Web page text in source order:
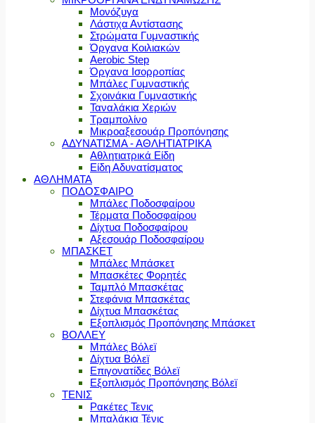
Μονόζυγα
Λάστιχα Αντίστασης
Στρώματα Γυμναστικής
Όργανα Κοιλιακών
Aerobic Step
Όργανα Ισορροπίας
Μπάλες Γυμναστικής
Σχοινάκια Γυμναστικής
Ταναλάκια Χεριών
Τραμπολίνο
Μικροαξεσουάρ Προπόνησης
ΑΔΥΝΑΤΙΣΜΑ - ΑΘΛΗΤΙΑΤΡΙΚΑ
Αθλητιατρικά Είδη
Είδη Αδυνατίσματος
ΑΘΛΗΜΑΤΑ
ΠΟΔΟΣΦΑΙΡΟ
Μπάλες Ποδοσφαίρου
Τέρματα Ποδοσφαίρου
Δίχτυα Ποδοσφαίρου
Αξεσουάρ Ποδοσφαίρου
ΜΠΑΣΚΕΤ
Μπάλες Μπάσκετ
Μπασκέτες Φορητές
Ταμπλό Μπασκέτας
Στεφάνια Μπασκέτας
Δίχτυα Μπασκέτας
Εξοπλισμός Προπόνησης Μπάσκετ
ΒΟΛΛΕΥ
Μπάλες Βόλεϊ
Δίχτυα Βόλεϊ
Επιγονατίδες Βόλεϊ
Εξοπλισμός Προπόνησης Βόλεϊ
ΤΕΝΙΣ
Ρακέτες Τενις
Μπαλάκια Τένις